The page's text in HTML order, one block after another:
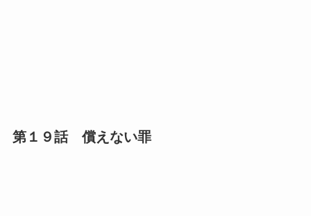
第１９話 償えない罪